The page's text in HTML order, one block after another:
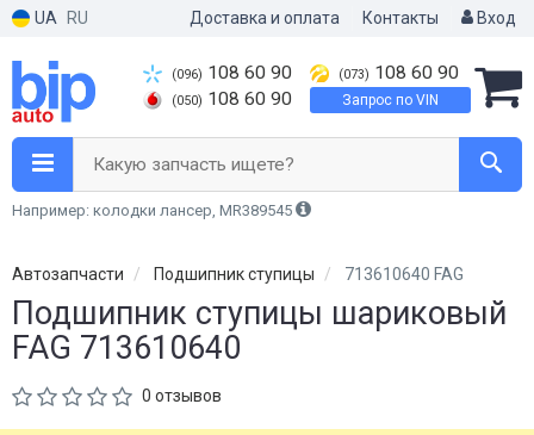
UA RU Доставка и оплата Контакты Вход
(096) 108 60 90
(050) 108 60 90
(073) 108 60 90
Запрос по VIN
Какую запчасть ищете?
Например: колодки лансер, MR389545
Автозапчасти Подшипник ступицы 713610640 FAG
Подшипник ступицы шариковый
FAG 713610640
0 отзывов